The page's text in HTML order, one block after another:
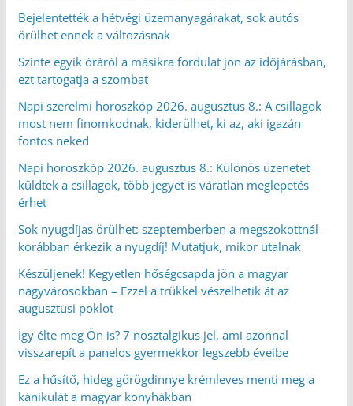
Bejelentették a hétvégi üzemanyagárakat, sok autós
örülhet ennek a változásnak
Szinte egyik óráról a másikra fordulat jön az időjárásban,
ezt tartogatja a szombat
Napi szerelmi horoszkóp 2026. augusztus 8.: A csillagok
most nem finomkodnak, kiderülhet, ki az, aki igazán
fontos neked
Napi horoszkóp 2026. augusztus 8.: Különös üzenetet
küldtek a csillagok, több jegyet is váratlan meglepetés
érhet
Sok nyugdíjas örülhet: szeptemberben a megszokottnál
korábban érkezik a nyugdíj! Mutatjuk, mikor utalnak
Készüljenek! Kegyetlen hőségcsapda jön a magyar
nagyvárosokban – Ezzel a trükkel vészelhetik át az
augusztusi poklot
Így élte meg Ön is? 7 nosztalgikus jel, ami azonnal
visszarepít a panelos gyermekkor legszebb éveibe
Ez a hűsítő, hideg görögdinnye krémleves menti meg a
kánikulát a magyar konyhákban